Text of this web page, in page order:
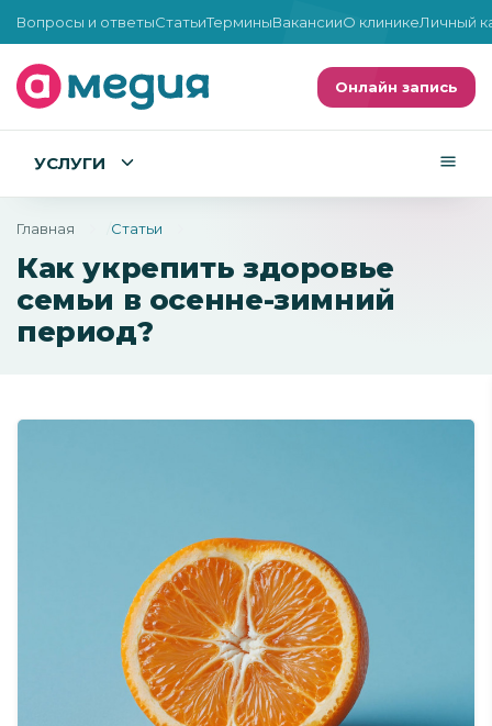
Вопросы и ответыСтатьиТерминыВакансииО клиникеЛичный
Онлайн запись
УСЛУГИ
Главная Статьи
Как укрепить здоровье
семьи в осенне-зимний
период?